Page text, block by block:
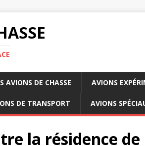
AVIONS DE CHASSE AVIONS
DE TRANSPORT AVIONS
la résidence de